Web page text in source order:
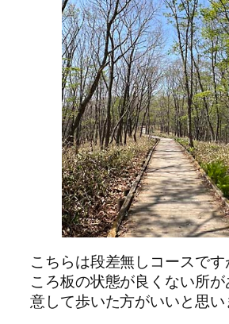
こちらは段差無しコースで
ころ板の状態が良くない所
意して歩いた方がいいと思い